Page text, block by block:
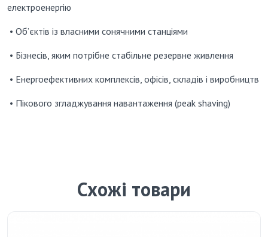
електроенергію
• Об’єктів із власними сонячними станціями
• Бізнесів, яким потрібне стабільне резервне живлення
• Енергоефективних комплексів, офісів, складів і виробництв
• Пікового згладжування навантаження (peak shaving)
Схожі товари